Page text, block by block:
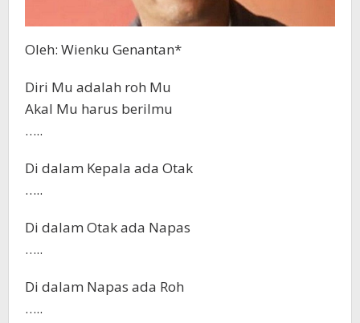
Oleh: Wienku Genantan*
Diri Mu adalah roh Mu
Akal Mu harus berilmu
…..
Di dalam Kepala ada Otak
…..
Di dalam Otak ada Napas
…..
Di dalam Napas ada Roh
…..